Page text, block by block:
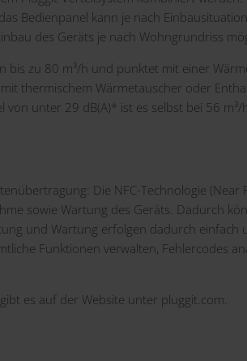
Bedienpanel kann je nach
des Geräts je nach Wohngrundriss
zu 80 m³/h und punktet mit einer
thermischem Wärmetauscher oder
von unter 29 dB(A)* ist es selbst bei 56
Die NFC-Technologie (Near
sowie Wartung des Geräts. Dadurch
und Wartung erfolgen dadurch einfach
Funktionen verwalten, Fehlercodes
es auf der Website unter pluggit.com.